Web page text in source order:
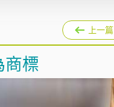
上一篇
商標